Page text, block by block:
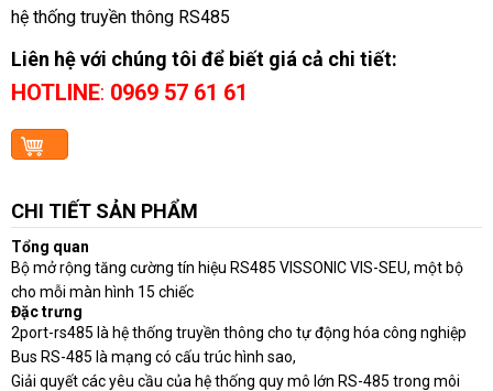
hệ thống truyền thông RS485
Liên hệ với chúng tôi để biết giá cả chi tiết:
HOTLINE: 0969 57 61 61
CHI TIẾT SẢN PHẨM
Tổng quan
Bộ mở rộng tăng cường tín hiệu RS485 VISSONICVIS-SEU, một bộ
cho mỗi màn hình 15 chiếc
Đặc trưng
2port-rs485 là hệ thống truyền thông cho tự động hóa công nghiệp
Bus RS-485 là mạng có cấu trúc hình sao,
Giải quyết các yêu cầu của hệ thống quy mô lớn RS-485 trong môi